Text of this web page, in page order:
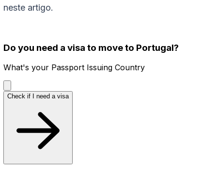
neste artigo.
Do you need a visa to move to Portugal?
What's your Passport Issuing Country
Check if I need a visa